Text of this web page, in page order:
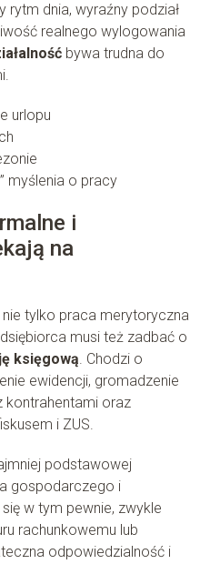
rytm dnia, wyraźny podział
realnego wylogowania
bywa trudna do
urlopu
myślenia o pracy
i
na
tylko praca merytoryczna
musi też zadbać o
księgową. Chodzi o
ewidencji, gromadzenie
kontrahentami oraz
i ZUS.
podstawowej
gospodarczego i
w tym pewnie, zwykle
rachunkowemu lub
odpowiedzialność i